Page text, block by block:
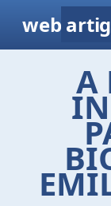
web
A